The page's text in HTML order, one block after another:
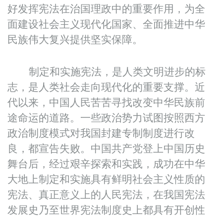
好发挥宪法在治国理政中的重要作用，为全
面建设社会主义现代化国家、全面推进中华
民族伟大复兴提供坚实保障。
制定和实施宪法，是人类文明进步的标
志，是人类社会走向现代化的重要支撑。近
代以来，中国人民苦苦寻找改变中华民族前
途命运的道路。一些政治势力试图按照西方
政治制度模式对我国封建专制制度进行改
良，都宣告失败。中国共产党登上中国历史
舞台后，经过艰辛探索和实践，成功在中华
大地上制定和实施具有鲜明社会主义性质的
宪法、真正意义上的人民宪法，在我国宪法
发展史乃至世界宪法制度史上都具有开创性